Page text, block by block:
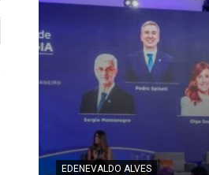
EDENEVALDO ALVES